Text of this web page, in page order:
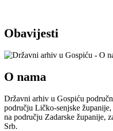
Obavijesti
O nama
Državni arhiv u Gospiću
području Ličko-senjske
na području Zadarske županije,
Srb.